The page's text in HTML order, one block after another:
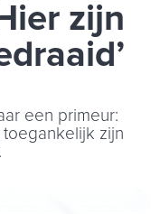
zijn
een primeur:
zijn